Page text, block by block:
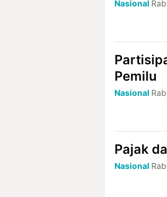
Nasional
Pemilu
Nasional
Pajak
Nasional